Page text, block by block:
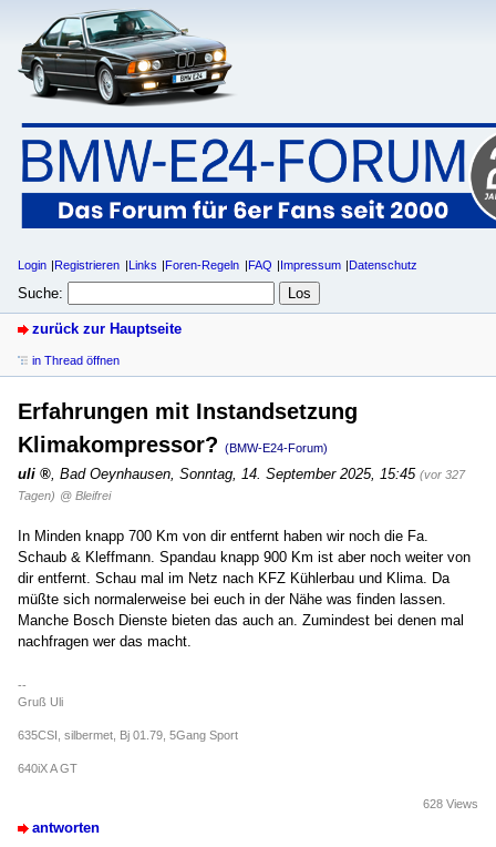
Login Registrieren Links Foren-Regeln FAQ Impressum Datenschutz
Suche:
zurück zur Hauptseite
in Thread öffnen
Erfahrungen mit Instandsetzung
Klimakompressor? (BMW-E24-Forum)
uli Bad Oeynhausen Sonntag, 14. September 2025, 15:45 (vor 327
Tagen) @ Bleifrei
In Minden knapp 700 Km von dir entfernt haben wir noch die Fa.
Schaub & Kleffmann. Spandau knapp 900 Km ist aber noch weiter von
dir entfernt. Schau mal im Netz nach KFZ Kühlerbau und Klima. Da
müßte sich normalerweise bei euch in der Nähe was finden lassen.
Manche Bosch Dienste bieten das auch an. Zumindest bei denen mal
nachfragen wer das macht.
--
Gruß Uli
635CSI, silbermet, Bj 01.79, 5Gang Sport
640iX A GT
antworten
628 Views